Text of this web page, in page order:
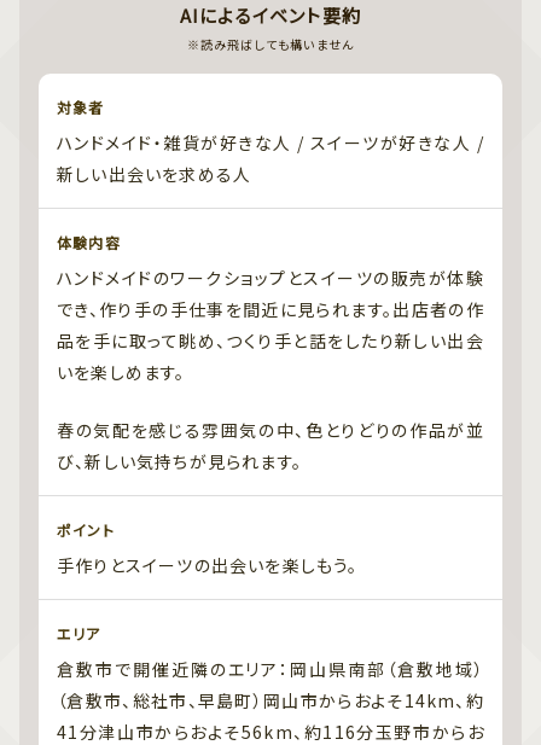
AIによるイベント要約
※読み飛ばしても構いません
対象者
ハンドメイド・雑貨が好きな人 / スイーツが好きな人 /
新しい出会いを求める人
体験内容
ハンドメイドのワークショップとスイーツの販売が体験
でき、作り手の手仕事を間近に見られます。出店者の作
品を手に取って眺め、つくり手と話をしたり新しい出会
いを楽しめます。
春の気配を感じる雰囲気の中、色とりどりの作品が並
び、新しい気持ちが見られます。
ポイント
手作りとスイーツの出会いを楽しもう。
エリア
倉敷市で開催近隣のエリア：岡山県南部（倉敷地域）
（倉敷市、総社市、早島町）岡山市からおよそ14km、約
41分津山市からおよそ56km、約116分玉野市からお